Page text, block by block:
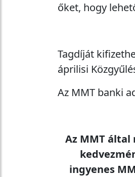
őket, hogy
Tagdíját
áprilisi
Az MMT banki
Az MMT
ingyenes